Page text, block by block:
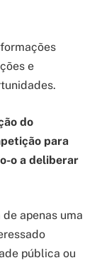
e
do
para
o a deliberar
apenas uma
pública ou